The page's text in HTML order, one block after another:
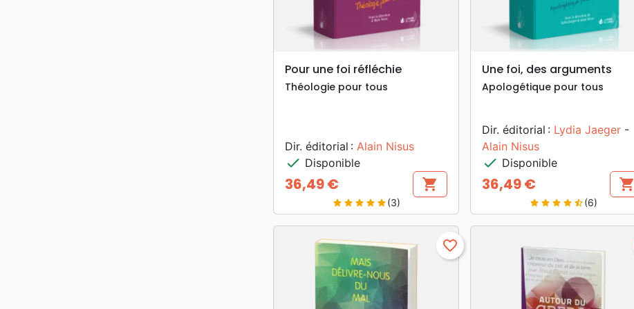
search APERÇU RAPIDE
Pour une foi réfléchie
Théologie pour tous
Dir. éditorial : Alain Nisus
check Disponible
Prix
36,49 € shopping_cart
star star star star star(3)
search APERÇU RAPIDE
Une foi, des arguments
Apologétique pour tous
Dir. éditorial : Lydia Jaeger-
Alain Nisus
check Disponible
Prix
36,49 € shopping_cart
star star star star star_half(6)
favorite_border